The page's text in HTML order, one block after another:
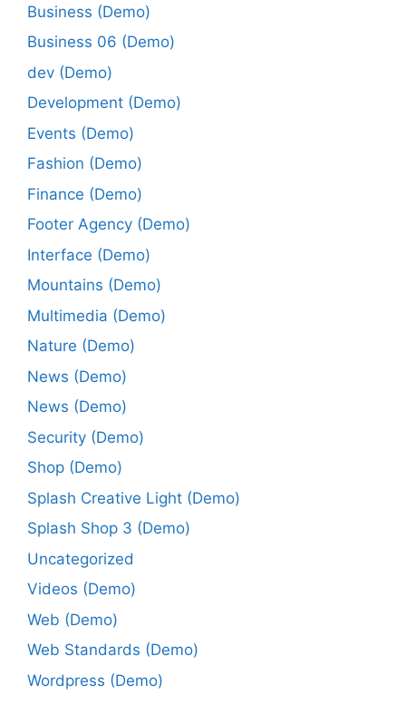
Business (Demo)
Business 06 (Demo)
dev (Demo)
Development (Demo)
Events (Demo)
Fashion (Demo)
Finance (Demo)
Footer Agency (Demo)
Interface (Demo)
Mountains (Demo)
Multimedia (Demo)
Nature (Demo)
News (Demo)
News (Demo)
Security (Demo)
Shop (Demo)
Splash Creative Light (Demo)
Splash Shop 3 (Demo)
Uncategorized
Videos (Demo)
Web (Demo)
Web Standards (Demo)
Wordpress (Demo)